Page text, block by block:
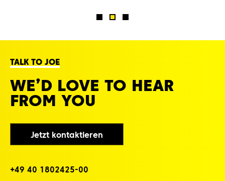
TALK TO JOE
WE’D LOVE TO HEAR
FROM YOU
Jetzt kontaktieren
+4‌9‌ 4‌0‌ 1‌8‌0‌2‌4‌2‌5‌-0‌0‌